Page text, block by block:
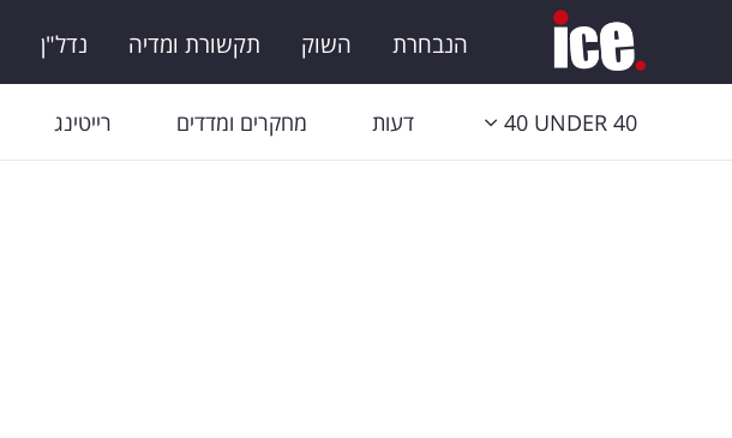
הנבחרת השוק תקשורת ומדיה נדל"ן
40 UNDER 40 דעות מחקרים ומדדים רייטינג